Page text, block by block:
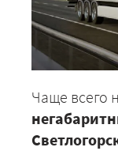
Чаще всего